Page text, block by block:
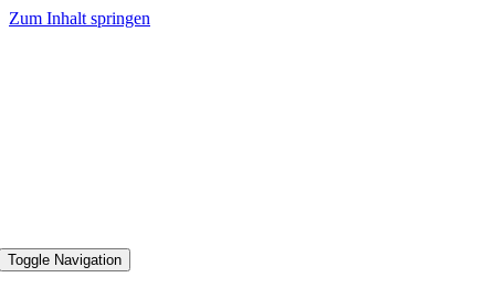
Zum Inhalt springen
Toggle Navigation